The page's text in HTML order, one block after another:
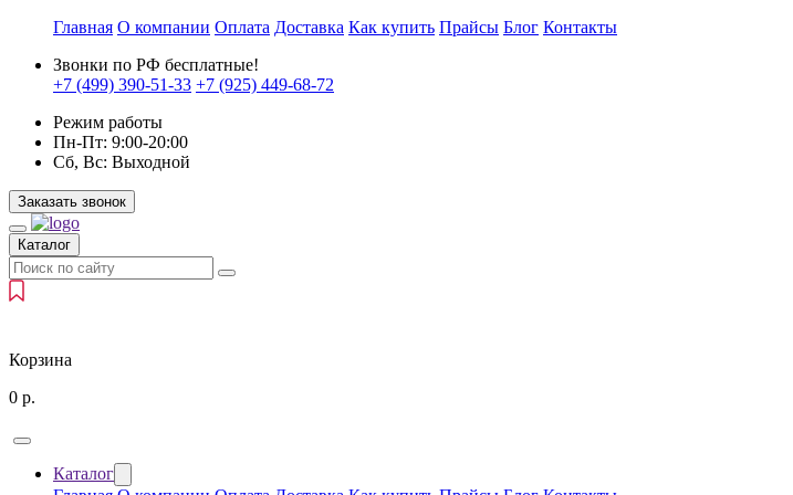
Главная О компании Оплата Доставка Как купить Прайсы Блог Контакты
Звонки по РФ бесплатные!
+7 (499) 390-51-33 +7 (925) 449-68-72
Режим работы
Пн-Пт: 9:00-20:00
Сб, Вс: Выходной
Заказать звонок
Каталог
Корзина
0 р.
Каталог